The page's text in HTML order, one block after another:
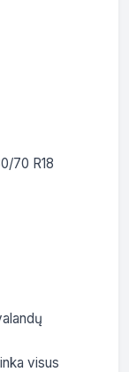
70 R18
visus